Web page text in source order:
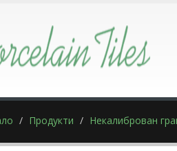
Продукти Некалиброван